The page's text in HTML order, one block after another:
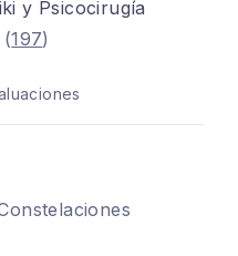
y Psicocirugía
(197)